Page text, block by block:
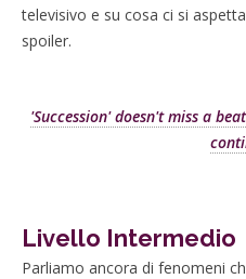
televisivo e su cosa ci si
spoiler.
'Succession' doesn't miss a
Livello Intermedio
Parliamo ancora di fenomeni